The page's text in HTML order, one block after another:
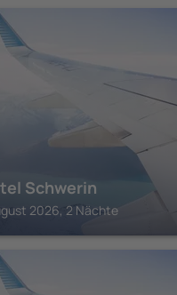
Schwerin
2026, 2 Nächte